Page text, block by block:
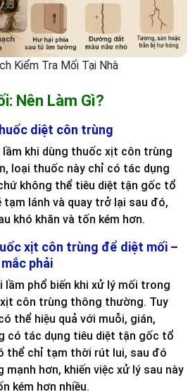
Kiểm Tra Mối Tại Nhà
Nên Làm Gì?
diệt côn trùng
lầm khi dùng thuốc xịt côn trùng
loại thuốc này chỉ có tác dụng
không thể tiêu diệt tận gốc tổ
tạm lánh và quay trở lại sau đó,
khó khăn và tốn kém hơn.
xịt côn trùng để diệt mối –
phải
phổ biến khi xử lý mối trong
côn trùng thông thường. Tuy
thể hiệu quả với muỗi, gián,
có tác dụng tiêu diệt tận gốc tổ
thể chỉ tạm thời rút lui, sau đó
hơn, khiến việc xử lý sau này
kém hơn nhiều.